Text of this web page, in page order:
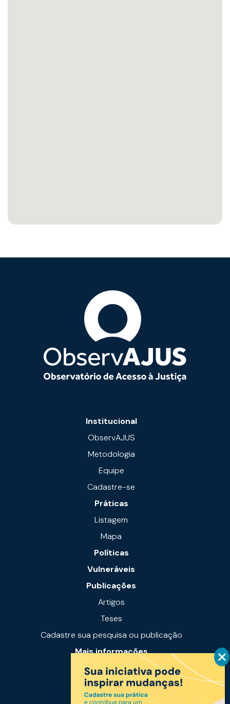
Institucional
ObservAJUS
Metodologia
Equipe
Cadastre-se
Práticas
Listagem
Mapa
Políticas
Vulneráveis
Publicações
Artigos
Teses
Cadastre sua pesquisa ou publicação
Mais informações
Notícias
Links úteis
Fale conosco